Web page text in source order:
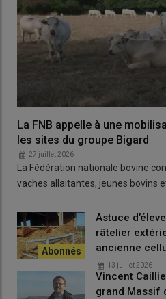
La FNB appelle à une
les sites du groupe Bigard
27 juillet 2026
La Fédération nationale bovine
vaches allaitantes, jeunes bovins
Astuce
râtelier
ancienne
13 juillet 2026
Vincent
grand Massif